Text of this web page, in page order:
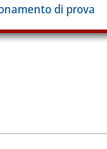
di prova